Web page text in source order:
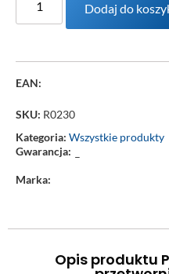
Dodaj do
EAN:
SKU: R0230
Kategoria: Wszystkie produkty
Gwarancja: –
Marka:
Opis produktu